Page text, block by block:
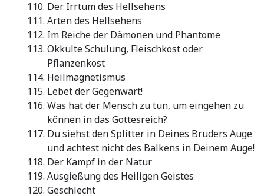
Der Irrtum des Hellsehens
Arten des Hellsehens
Im Reiche der Dämonen und Phantome
Okkulte Schulung, Fleischkost oder
Pflanzenkost
Heilmagnetismus
Lebet der Gegenwart!
Was hat der Mensch zu tun, um eingehen zu
können in das Gottesreich?
Du siehst den Splitter in Deines Bruders Auge
und achtest nicht des Balkens in Deinem Auge!
Der Kampf in der Natur
Ausgießung des Heiligen Geistes
Geschlecht